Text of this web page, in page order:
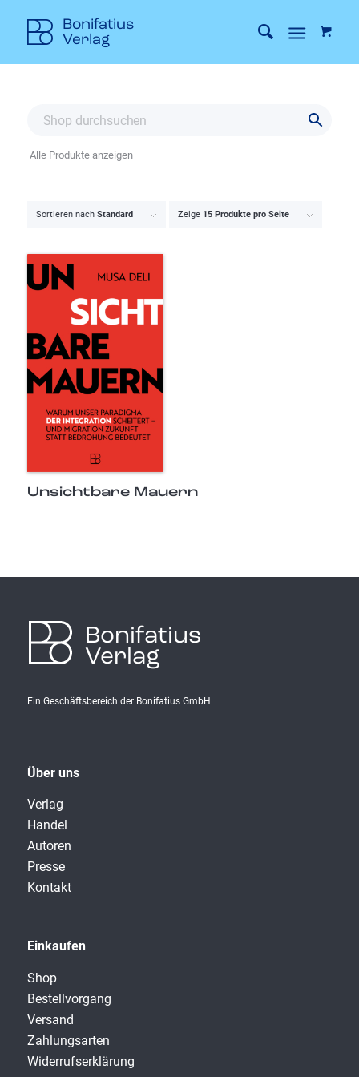
Sortieren nach Standard Zeige 15 Produkte pro Seite
Unsichtbare Mauern
Alle Produkte anzeigen
Bonifatius
Verlag
Ein Geschäftsbereich der Bonifatius GmbH
Über uns
Verlag
Handel
Autoren
Presse
Kontakt
Einkaufen
Shop
Bestellvorgang
Versand
Zahlungsarten
Widerrufserklärung